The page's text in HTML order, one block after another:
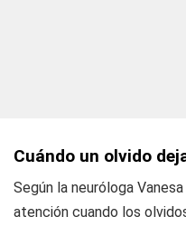
Cuándo un olvido
Según la neuróloga
atención cuando los